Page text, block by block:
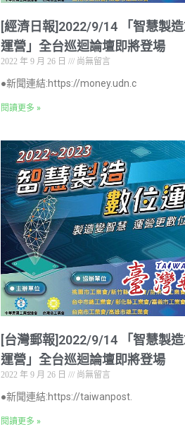
[經濟日報]2022/9/14 「智慧製
運營」全台巡迴論壇即將登場
2022 年 9 月 26 日 尚無留言
●新聞連結:https://money.udn.c
閱讀更多 »
[台灣郵報]2022/9/14 「智慧製
運營」全台巡迴論壇即將登場
2022 年 9 月 26 日 尚無留言
●新聞連結:https://taiwanpost.
閱讀更多 »